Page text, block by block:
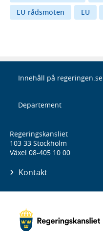
EU-rådsmöten
EU
Innehåll på regeringen.se
Departement
Regeringskansliet
103 33 Stockholm
Växel 08-405 10 00
Kontakt